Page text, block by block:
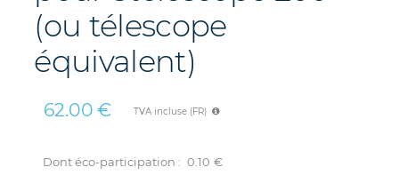
(ou télescope
équivalent)
62.00 € TVA incluse (FR)
Dont éco-participation : 0.10 €